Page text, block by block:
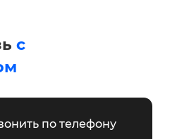
с
по телефону